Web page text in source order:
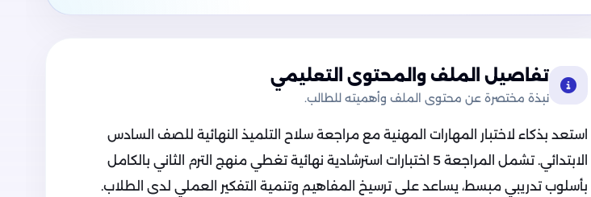
تفاصيل الملف والمحتوى التعليمي
نبذة مختصرة عن محتوى الملف وأهميته للطالب.
استعد بذكاء لاختبار المهارات المهنية مع مراجعة سلاح التلميذ النهائية للصف السادس
الابتدائي. تشمل المراجعة 5 اختبارات استرشادية نهائية تغطي منهج الترم الثاني بالكامل
بأسلوب تدريبي مبسط، يساعد على ترسيخ المفاهيم وتنمية التفكير العملي لدى الطلاب.